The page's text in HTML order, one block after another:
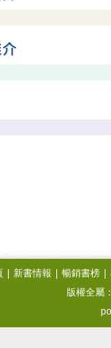
新書情報 暢銷書榜
版權全屬